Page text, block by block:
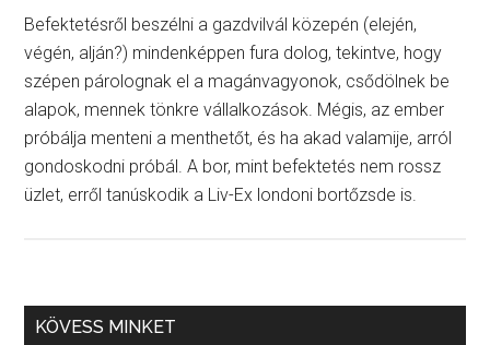
Befektetésről beszélni a gazdvilvál közepén (elején,
végén, alján?) mindenképpen fura dolog, tekintve, hogy
szépen párolognak el a magánvagyonok, csődölnek be
alapok, mennek tönkre vállalkozások. Mégis, az ember
próbálja menteni a menthetőt, és ha akad valamije, arról
gondoskodni próbál. A bor, mint befektetés nem rossz
üzlet, erről tanúskodik a Liv-Ex londoni bortőzsde is.
KÖVESS MINKET